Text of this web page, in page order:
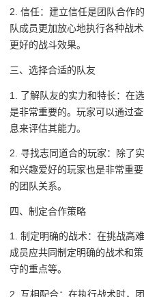
2. 信任：建立信任是团队合作
队成员更加放心地执行各种战
更好的战斗效果。
三、选择合适的队友
1. 了解队友的实力和特长：在
是非常重要的。玩家可以通过
息来评估其能力。
2. 寻找志同道合的玩家：除了
和兴趣爱好的玩家也是非常重
的团队关系。
四、制定合作策略
1. 制定明确的战术：在挑战高
成员应共同制定明确的战术和
守的重点等。
2. 互相配合：在执行战术时，